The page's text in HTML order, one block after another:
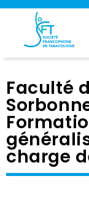
Panneau de gestion
Faculté
charge